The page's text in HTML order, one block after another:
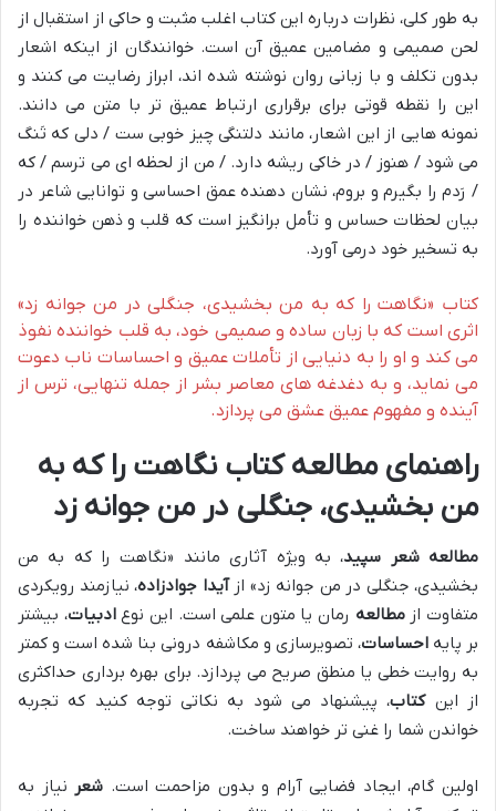
به طور کلی، نظرات درباره این کتاب اغلب مثبت و حاکی از استقبال از
لحن صمیمی و مضامین عمیق آن است. خوانندگان از اینکه اشعار
بدون تکلف و با زبانی روان نوشته شده اند، ابراز رضایت می کنند و
این را نقطه قوتی برای برقراری ارتباط عمیق تر با متن می دانند.
نمونه هایی از این اشعار، مانند دلتنگی چیز خوبی ست / دلی که تَنگ
می شود / هنوز / در خاکی ریشه دارد. / من از لحظه ای می ترسم / که
/ رَدم را بگیرم و بروم، نشان دهنده عمق احساسی و توانایی شاعر در
بیان لحظات حساس و تأمل برانگیز است که قلب و ذهن خواننده را
به تسخیر خود درمی آورد.
کتاب «نگاهت را که به من بخشیدی، جنگلی در من جوانه زد»
اثری است که با زبان ساده و صمیمی خود، به قلب خواننده نفوذ
می کند و او را به دنیایی از تأملات عمیق و احساسات ناب دعوت
می نماید، و به دغدغه های معاصر بشر از جمله تنهایی، ترس از
آینده و مفهوم عمیق عشق می پردازد.
راهنمای مطالعه کتاب نگاهت را که به
من بخشیدی، جنگلی در من جوانه زد
مطالعه شعر سپید، به ویژه آثاری مانند «نگاهت را که به من
بخشیدی، جنگلی در من جوانه زد» ازآیدا جوادزاده، نیازمند رویکردی
متفاوت ازمطالعه رمان یا متون علمی است. این نوعادبیات، بیشتر
بر پایهاحساسات، تصویرسازی و مکاشفه درونی بنا شده است و کمتر
به روایت خطی یا منطق صریح می پردازد. برای بهره برداری حداکثری
از اینکتاب، پیشنهاد می شود به نکاتی توجه کنید که تجربه
خواندن شما را غنی تر خواهند ساخت.
اولین گام، ایجاد فضایی آرام و بدون مزاحمت است. شعر نیاز به